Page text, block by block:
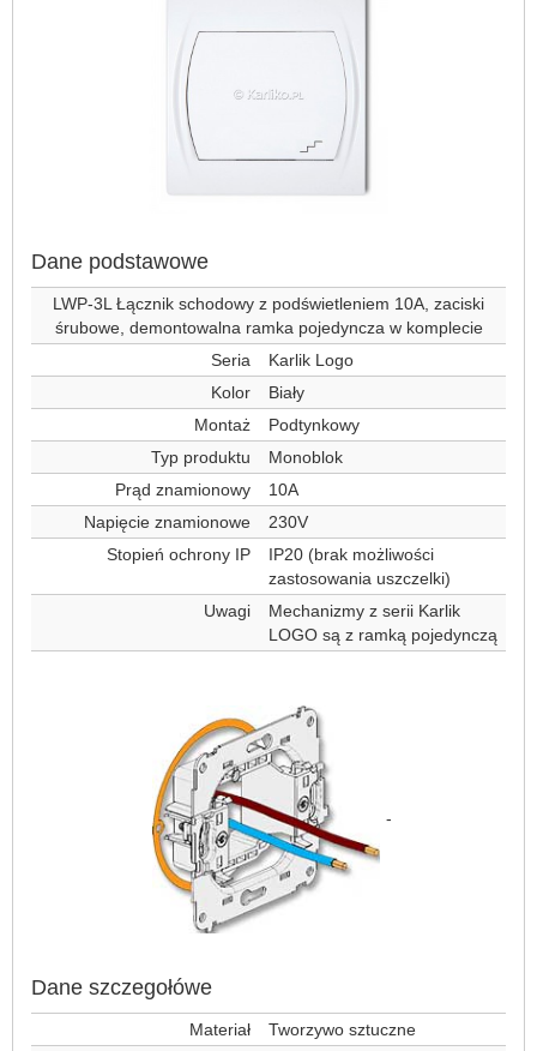
Dane podstawowe
LWP-3L Łącznik schodowy z podświetleniem 10A, zaciski
śrubowe, demontowalna ramka pojedyncza w komplecie
Seria
Karlik Logo
Kolor
Biały
Montaż
Podtynkowy
Typ produktu
Monoblok
Prąd znamionowy
10A
Napięcie znamionowe
230V
Stopień ochrony IP
IP20 (brak możliwości
zastosowania uszczelki)
Uwagi
Mechanizmy z serii Karlik
LOGO są z ramką pojedynczą
-
Dane szczegołówe
Materiał
Tworzywo sztuczne